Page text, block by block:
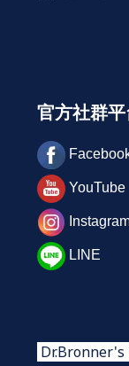
官方社群平
YouTube
LINE
Dr.Bronner's